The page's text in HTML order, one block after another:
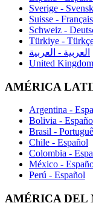
Sverige -
Suisse - Français
Schweiz -
Türkiye -
العربية - العربية
United
AMÉRICA
Argentina -
Bolivia -
Brasil -
Chile - Español
Colombia -
México -
Perú - Español
AMÉRICA DEL